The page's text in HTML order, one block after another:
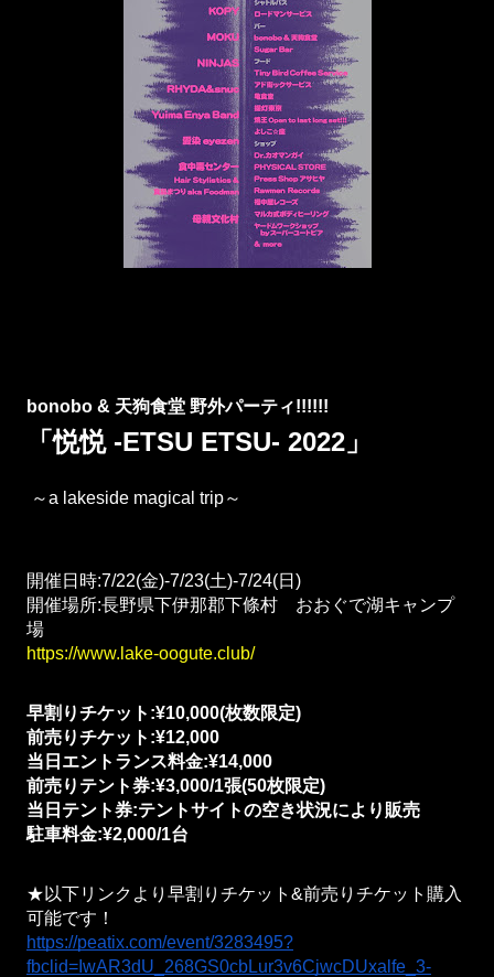
bonobo & 天狗食堂 野外パーティ!!!!!!
「悦悦 -ETSU ETSU- 2022」
～a lakeside magical trip～
開催日時:7/22(金)-7/23(土)-7/24(日)
開催場所:長野県下伊那郡下條村　おおぐで湖キャンプ
場
https://www.lake-oogute.club/
早割りチケット:¥10,000(枚数限定)
前売りチケット:¥12,000
当日エントランス料金:¥14,000
前売りテント券:¥3,000/1張(50枚限定)
当日テント券:テントサイトの空き状況により販売
駐車料金:¥2,000/1台
★以下リンクより早割りチケット&前売りチケット購入
可能です！
https://peatix.com/event/3283495?
fbclid=IwAR3dU_268GS0cbLur3v6CjwcDUxalfe_3-